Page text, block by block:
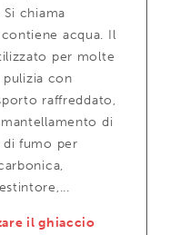
chiama
acqua. Il
per molte
con
raffreddato,
di
di fumo per
il ghiaccio